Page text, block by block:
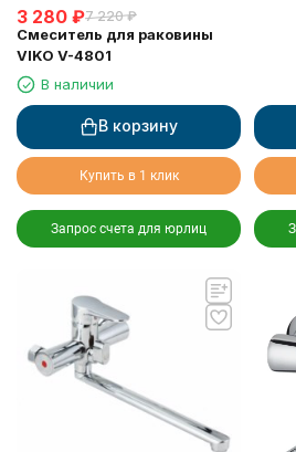
3 280 ₽7 220 ₽
Смеситель для раковины
VIKO V-4801
В наличии
В корзину
Купить в 1 клик
Запрос счета для юрлиц